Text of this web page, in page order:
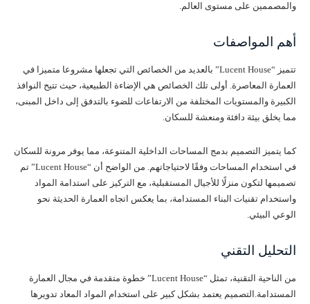
والمصممين على مستوى العالم.
أهم المواصفات
تتميز “Lucent House” بالعديد من الخصائص التي تجعلها مشروعا متميزا في
العمارة المعاصرة. أولى تلك الخصائص هي الإضاءة الطبيعية، حيث تتيح النوافذ
الكبيرة والمستويات المختلفة من الارتفاعات للضوء بالتدفق إلى داخل المبنى،
مما يخلق بيئة دافئة ومنعشة للسكان.
كما يتميز التصميم بدمج المساحات الداخلية المتنوعة، مما يوفر مرونة للسكان
في استخدام المساحات وفقًا لاحتياجاتهم. من الواضح أن “Lucent House” تم
تصميمها لتكون منزلًا للأجيال المستقبلية، مع التركيز على استدامة المواد
واستخدام تقنيات البناء المستدامة، بما يعكس اتجاه العمارة الحديثة نحو
الوعي البيئي.
التحليل التقني
من الناحية التقنية، تمثل “Lucent House” خطوة متقدمة في مجال العمارة
المستدامة.التصميم يعتمد بشكل كبير على استخدام المواد المعاد تدويرها